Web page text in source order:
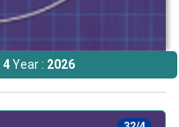
4Year : 2026